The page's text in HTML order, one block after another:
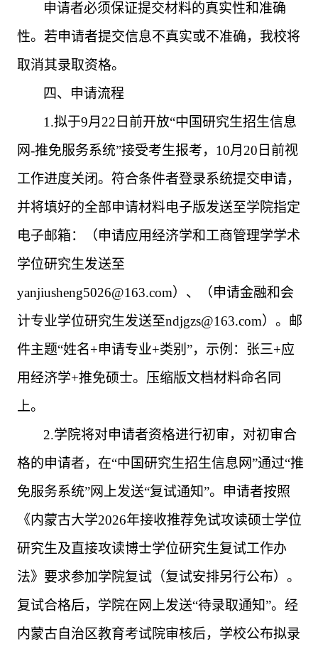
申请者必须保证提交材料的真实性和准确
性。若申请者提交信息不真实或不准确，我校将
取消其录取资格。
四、申请流程
1.拟于9月22 日前开放“中国研究生招生信息
网-推免服务系统”接受考生报考， 10月20 日前视
工作进度关闭。符合条件者登录系统提交申请，
并将填好的全部申请材料电子版发送至学院指定
电子邮箱：
（申请应用经济学和工商管理学学术
学位研究生发送至
yanjiusheng5026@163.com）、（申请金融和会
计专业学位研究生发送至ndjgzs@163.com）。邮
件主题“姓名+申请专业+类别”，示例：张三+应
用经济学+推免硕士。压缩版文档材料命名同
上。
2.学院将对申请者资格进行初审，对初审合
格的申请者，在“中国研究生招生信息网”通过“推
免服务系统”网上发送“复试通知”。申请者按照
《内蒙古大学2026年接收推荐免试攻读硕士学位
研究生及直接攻读博士学位研究生复试工作办
法》要求参加学院复试（复试安排另行公布）。
复试合格后，学院在网上发送“待录取通知”。经
内蒙古自治区教育考试院审核后，学校公布拟录